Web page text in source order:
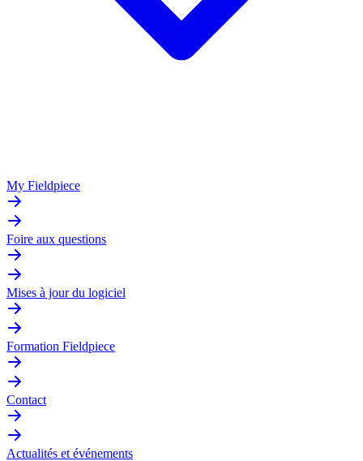
My Fieldpiece
Foire aux questions
Mises à jour du logiciel
Formation Fieldpiece
Contact
Actualités et événements